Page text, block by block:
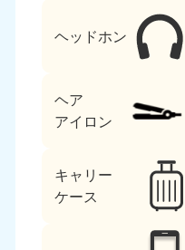
ヘッドホン
ヘア
アイロン
キャリー
ケース